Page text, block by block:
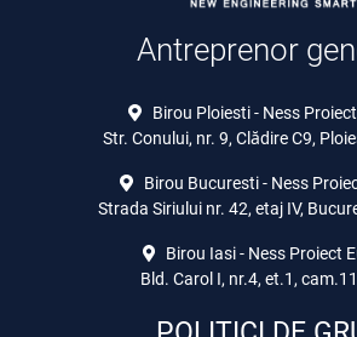
Antreprenor
Birou Ploiesti - Ness
Str. Conului, nr. 9, Clădire C9,
Birou Bucuresti - Ness
Strada Siriului nr. 42, etaj IV,
Birou Iasi - Ness Proiect
Bld. Carol I, nr.4, et.1,